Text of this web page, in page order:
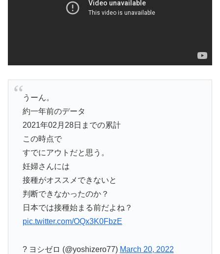
うーん。
約一年前のデータ
2021年02月28日までの累計
この時点で
すでにアウトだと思う。
妊婦さんには
接種がオススメできないと
判断できなかったのか？
日本では接種始まる前だよね？
pic.twitter.com/OQx3K0FbzE
? ヨシゼロ (@yoshizero77) March 20, 2022